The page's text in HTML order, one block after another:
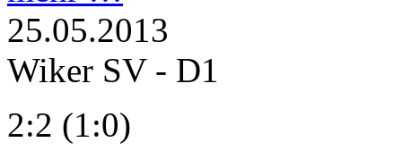
25.05.2013
Wiker SV - D1
2:2 (1:0)